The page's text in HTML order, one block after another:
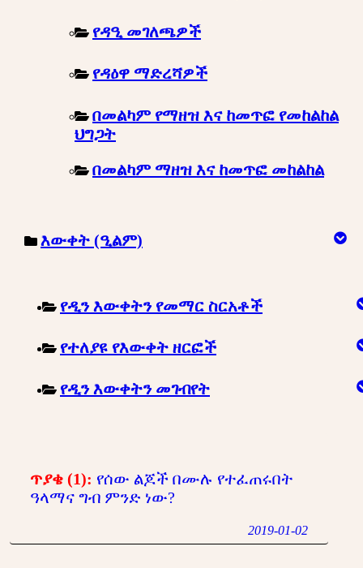
የዳዒ መገለጫዎች
የዳዕዋ ማድረሻዎች
በመልካም የማዘዝ እና ከመጥፎ የመከልከል
ህግጋት
በመልካም ማዘዝ እና ከመጥፎ መከልከል
እውቀት (ዒልም)
የዲን እውቀትን የመማር ስርአቶች
የተለያዩ የእውቀት ዘርፎች
የዲን እውቀትን መገብየት
ጥያቄ (1): የሰው ልጆች በሙሉ የተፈጠሩበት
ዓላማና ግብ ምንድ ነው?
2019-01-02